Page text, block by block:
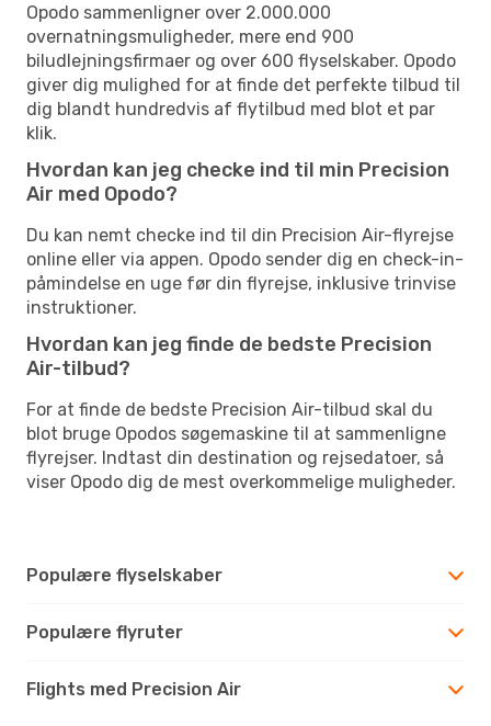
Opodo sammenligner over 2.000.000
overnatningsmuligheder, mere end 900
biludlejningsfirmaer og over 600 flyselskaber. Opodo
giver dig mulighed for at finde det perfekte tilbud til
dig blandt hundredvis af flytilbud med blot et par
klik.
Hvordan kan jeg checke ind til min Precision
Air med Opodo?
Du kan nemt checke ind til din Precision Air-flyrejse
online eller via appen. Opodo sender dig en check-in-
påmindelse en uge før din flyrejse, inklusive trinvise
instruktioner.
Hvordan kan jeg finde de bedste Precision
Air-tilbud?
For at finde de bedste Precision Air-tilbud skal du
blot bruge Opodos søgemaskine til at sammenligne
flyrejser. Indtast din destination og rejsedatoer, så
viser Opodo dig de mest overkommelige muligheder.
Populære flyselskaber
Populære flyruter
Flights med Precision Air